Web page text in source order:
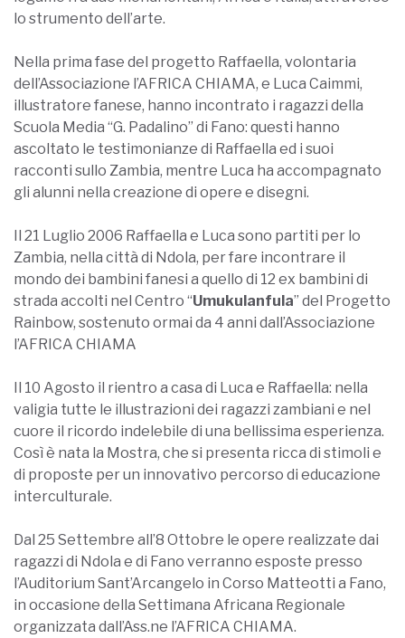
lo strumento dell’arte.
Nella prima fase del progetto Raffaella, volontaria
dell’Associazione l’AFRICA CHIAMA, e Luca Caimmi,
illustratore fanese, hanno incontrato i ragazzi della
Scuola Media “G. Padalino” di Fano: questi hanno
ascoltato le testimonianze di Raffaella ed i suoi
racconti sullo Zambia, mentre Luca ha accompagnato
gli alunni nella creazione di opere e disegni.
Il 21 Luglio 2006 Raffaella e Luca sono partiti per lo
Zambia, nella città di Ndola, per fare incontrare il
mondo dei bambini fanesi a quello di 12 ex bambini di
strada accolti nel Centro “Umukulanfula” del Progetto
Rainbow, sostenuto ormai da 4 anni dall’Associazione
l’AFRICA CHIAMA
Il 10 Agosto il rientro a casa di Luca e Raffaella: nella
valigia tutte le illustrazioni dei ragazzi zambiani e nel
cuore il ricordo indelebile di una bellissima esperienza.
Così è nata la Mostra, che si presenta ricca di stimoli e
di proposte per un innovativo percorso di educazione
interculturale.
Dal 25 Settembre all’8 Ottobre le opere realizzate dai
ragazzi di Ndola e di Fano verranno esposte presso
l’Auditorium Sant’Arcangelo in Corso Matteotti a Fano,
in occasione della Settimana Africana Regionale
organizzata dall’Ass.ne l’AFRICA CHIAMA.